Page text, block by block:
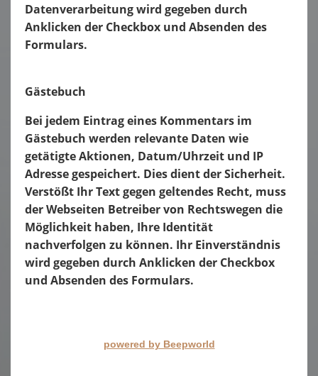
Datenverarbeitung wird gegeben durch
Anklicken der Checkbox und Absenden des
Formulars.
Gästebuch
Bei jedem Eintrag eines Kommentars im
Gästebuch werden relevante Daten wie
getätigte Aktionen, Datum/Uhrzeit und IP
Adresse gespeichert. Dies dient der Sicherheit.
Verstößt Ihr Text gegen geltendes Recht, muss
der Webseiten Betreiber von Rechtswegen die
Möglichkeit haben, Ihre Identität
nachverfolgen zu können. Ihr Einverständnis
wird gegeben durch Anklicken der Checkbox
und Absenden des Formulars.
powered by Beepworld